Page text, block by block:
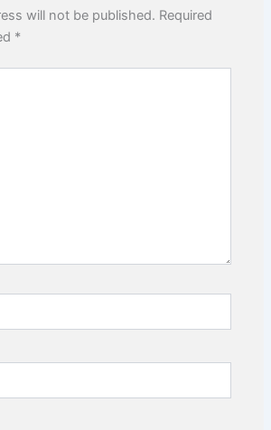
will not be published. Required
*